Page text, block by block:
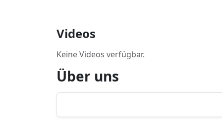
Videos
Keine Videos verfügbar.
Über uns